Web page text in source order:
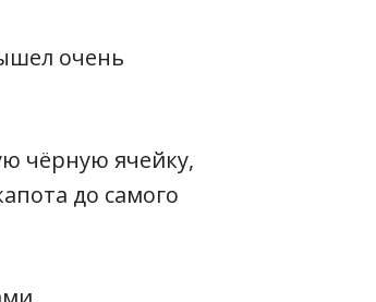
очень
чёрную ячейку,
до самого